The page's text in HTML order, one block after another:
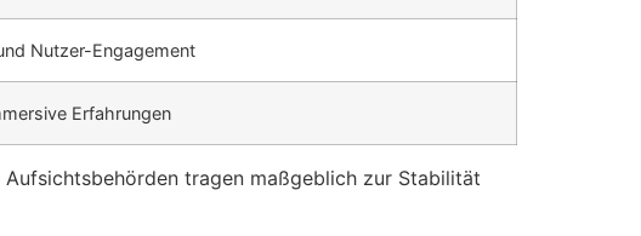
Nutzer-Engagement
Erfahrungen
tragen maßgeblich zur Stabilität